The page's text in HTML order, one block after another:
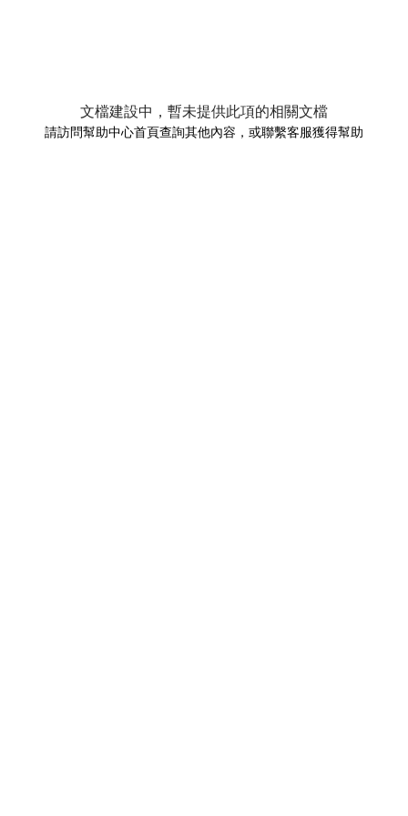
文檔建設中，暫未提供此項的相關文檔
請訪問幫助中心首頁查詢其他內容，或聯繫客服獲得幫助